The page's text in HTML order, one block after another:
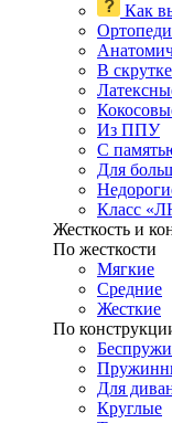
Как
В скрутке
Из ППУ
С
Для
Класс
Жесткость и
По жесткости
Мягкие
Средние
Жесткие
По
Для
Круглые